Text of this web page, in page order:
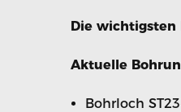
Die wichtigsten
Aktuelle
Bohrloch